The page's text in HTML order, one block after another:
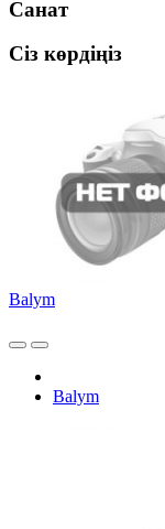
Санат
Сіз көрдіңіз
Balym
Balym